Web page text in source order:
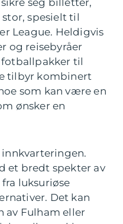
seg billetter,
spesielt til
League. Heldigvis
og reisebyråer
fotballpakker til
tilbyr kombinert
som kan være en
ønsker en
et bredt spekter av
luksuriøse
Det kan
Fulham eller